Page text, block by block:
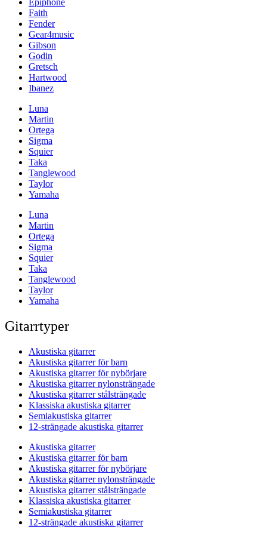
Epiphone
Faith
Fender
Gear4music
Gibson
Godin
Gretsch
Hartwood
Ibanez
Luna
Martin
Ortega
Sigma
Squier
Taka
Tanglewood
Taylor
Yamaha
Luna
Martin
Ortega
Sigma
Squier
Taka
Tanglewood
Taylor
Yamaha
Gitarrtyper
Akustiska gitarrer
Akustiska gitarrer för barn
Akustiska gitarrer för nybörjare
Akustiska gitarrer nylonsträngade
Akustiska gitarrer stålsträngade
Klassiska akustiska gitarrer
Semiakustiska gitarrer
12-strängade akustiska gitarrer
Akustiska gitarrer
Akustiska gitarrer för barn
Akustiska gitarrer för nybörjare
Akustiska gitarrer nylonsträngade
Akustiska gitarrer stålsträngade
Klassiska akustiska gitarrer
Semiakustiska gitarrer
12-strängade akustiska gitarrer